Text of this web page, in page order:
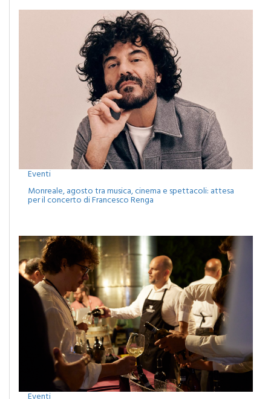
Eventi
Monreale, agosto tra musica, cinema e spettacoli: attesa
per il concerto di Francesco Renga